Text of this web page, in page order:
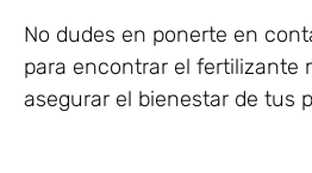
No dudes en ponerte en
para encontrar el fertilizante
asegurar el bienestar de tus